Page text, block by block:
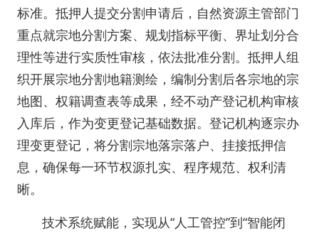
标准。抵押人提交分割申请后，自然资源主管部门
重点就宗地分割方案、规划指标平衡、界址划分合
理性等进行实质性审核，依法批准分割。抵押人组
织开展宗地分割地籍测绘，编制分割后各宗地的宗
地图、权籍调查表等成果，经不动产登记机构审核
入库后，作为变更登记基础数据。登记机构逐宗办
理变更登记，将分割宗地落宗落户、挂接抵押信
息，确保每一环节权源扎实、程序规范、权利清
晰。
技术系统赋能，实现从“人工管控”到“智能闭